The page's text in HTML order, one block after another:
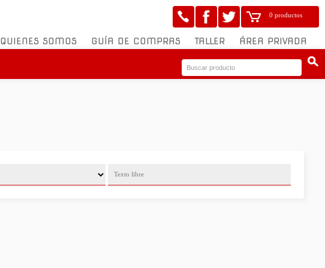
0 productos
QUIENES SOMOS GUÍA DE COMPRAS TALLER ÁREA PRIVADA